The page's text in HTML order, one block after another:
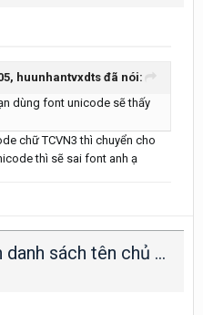
huunhantvxdts đã nói:
dùng font unicode sẽ thấy
chữ TCVN3 thì chuyển cho
thì sẽ sai font anh ạ
Làm cách nào để đánh danh sách tên chủ đầu tư và địa chỉ vào khung bản vẽ nhanh nhất